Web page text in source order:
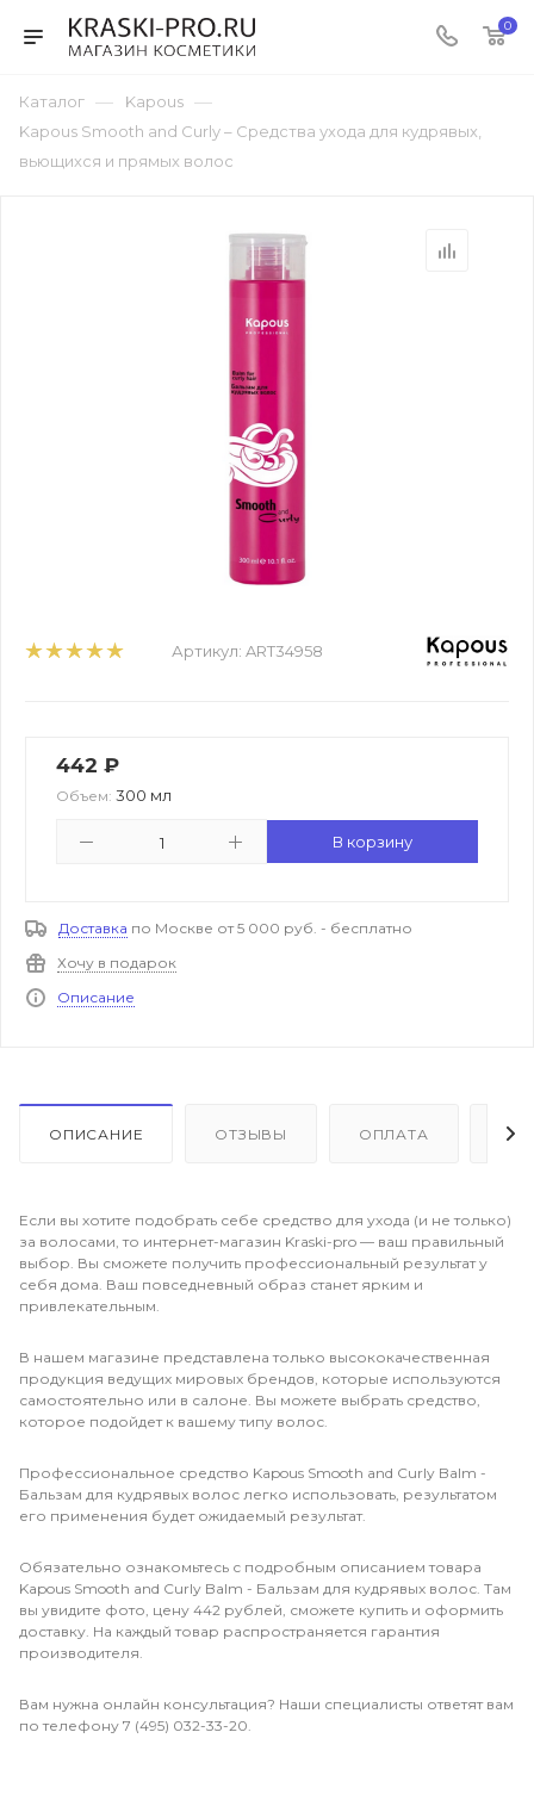
0
Каталог — Kapous —
Kapous Smooth and Curly – Средства ухода для кудрявых,
вьющихся и прямых волос
Артикул: ART34958
442 ₽
Объем: 300 мл
В корзину
Доставка по Москве от 5 000 руб. - бесплатно
Хочу в подарок
Описание
ОПИСАНИЕ ОТЗЫВЫ ОПЛАТА
Если вы хотите подобрать себе средство для ухода (и не только)
за волосами, то интернет-магазин Kraski-pro — ваш правильный
выбор. Вы сможете получить профессиональный результат у
себя дома. Ваш повседневный образ станет ярким и
привлекательным.
В нашем магазине представлена только высококачественная
продукция ведущих мировых брендов, которые используются
самостоятельно или в салоне. Вы можете выбрать средство,
которое подойдет к вашему типу волос.
Профессиональное средство Kapous Smooth and Curly Balm -
Бальзам для кудрявых волос легко использовать, результатом
его применения будет ожидаемый результат.
Обязательно ознакомьтесь с подробным описанием товара
Kapous Smooth and Curly Balm - Бальзам для кудрявых волос. Там
вы увидите фото, цену 442 рублей, сможете купить и оформить
доставку. На каждый товар распространяется гарантия
производителя.
Вам нужна онлайн консультация? Наши специалисты ответят вам
по телефону 7 (495) 032-33-20.